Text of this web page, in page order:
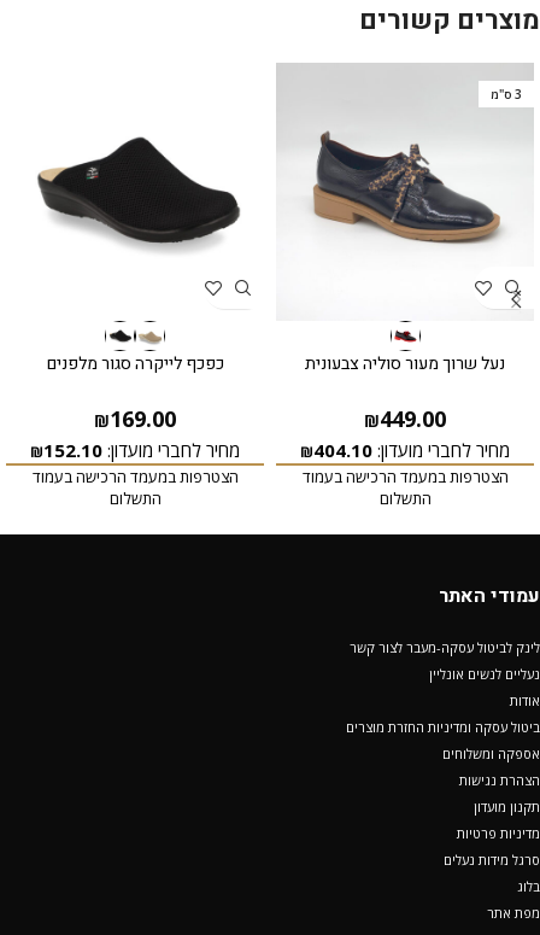
מוצרים קשורים
3 ס"מ
נעל שרוך מעור סוליה צבעונית
₪449.00
מחיר לחברי מועדון: ₪404.10
הצטרפות במעמד הרכישה בעמוד
התשלום
כפכף לייקרה סגור מלפנים
₪169.00
מחיר לחברי מועדון: ₪152.10
הצטרפות במעמד הרכישה בעמוד
התשלום
עמודי האתר
לינק לביטול עסקה-מעבר לצור קשר
נעליים לנשים אונליין
אודות
ביטול עסקה ומדיניות החזרת מוצרים
אספקה ומשלוחים
הצהרת נגישות
תקנון מועדון
מדיניות פרטיות
סרגל מידות נעלים
בלוג
מפת אתר